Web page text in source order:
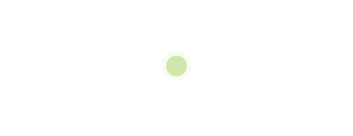
für 1 bis 2 Personen